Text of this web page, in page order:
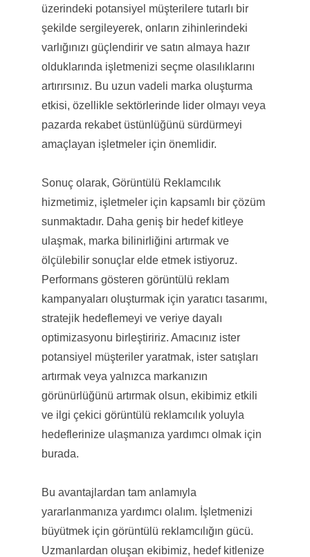
üzerindeki potansiyel müşterilere tutarlı bir
şekilde sergileyerek, onların zihinlerindeki
varlığınızı güçlendirir ve satın almaya hazır
olduklarında işletmenizi seçme olasılıklarını
artırırsınız. Bu uzun vadeli marka oluşturma
etkisi, özellikle sektörlerinde lider olmayı veya
pazarda rekabet üstünlüğünü sürdürmeyi
amaçlayan işletmeler için önemlidir.
Sonuç olarak, Görüntülü Reklamcılık
hizmetimiz, işletmeler için kapsamlı bir çözüm
sunmaktadır. Daha geniş bir hedef kitleye
ulaşmak, marka bilinirliğini artırmak ve
ölçülebilir sonuçlar elde etmek istiyoruz.
Performans gösteren görüntülü reklam
kampanyaları oluşturmak için yaratıcı tasarımı,
stratejik hedeflemeyi ve veriye dayalı
optimizasyonu birleştiririz. Amacınız ister
potansiyel müşteriler yaratmak, ister satışları
artırmak veya yalnızca markanızın
görünürlüğünü artırmak olsun, ekibimiz etkili
ve ilgi çekici görüntülü reklamcılık yoluyla
hedeflerinize ulaşmanıza yardımcı olmak için
burada.
Bu avantajlardan tam anlamıyla
yararlanmanıza yardımcı olalım. İşletmenizi
büyütmek için görüntülü reklamcılığın gücü.
Uzmanlardan oluşan ekibimiz, hedef kitlenize